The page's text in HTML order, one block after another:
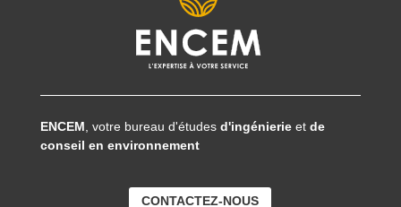
ENCEM, votre bureau d'études d'ingénierie et de
conseil en environnement
CONTACTEZ-NOUS